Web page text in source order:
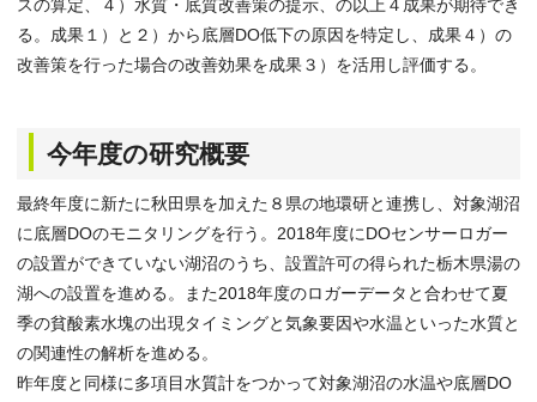
スの算定、４）水質・底質改善策の提示、の以上４成果が期待でき
る。成果１）と２）から底層DO低下の原因を特定し、成果４）の
改善策を行った場合の改善効果を成果３）を活用し評価する。
今年度の研究概要
最終年度に新たに秋田県を加えた８県の地環研と連携し、対象湖沼
に底層DOのモニタリングを行う。2018年度にDOセンサーロガー
の設置ができていない湖沼のうち、設置許可の得られた栃木県湯の
湖への設置を進める。また2018年度のロガーデータと合わせて夏
季の貧酸素水塊の出現タイミングと気象要因や水温といった水質と
の関連性の解析を進める。
昨年度と同様に多項目水質計をつかって対象湖沼の水温や底層DO